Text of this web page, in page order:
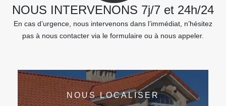
NOUS INTERVENONS 7j/7 et 24h/24
En cas d’urgence, nous intervenons dans l’immédiat, n’hésitez
pas à nous contacter via le formulaire ou à nous appeler.
NOUS LOCALISER